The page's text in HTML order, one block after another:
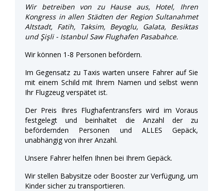
Wir betreiben von zu Hause aus, Hotel, Ihren
Kongress in allen Städten der Region Sultanahmet
Altstadt, Fatih, Taksim, Beyoglu, Galata, Besiktas
und Şişli - Istanbul Saw Flughafen Pasabahce.
Wir können 1-8 Personen befördern.
Im Gegensatz zu Taxis warten unsere Fahrer auf Sie
mit einem Schild mit Ihrem Namen und selbst wenn
Ihr Flugzeug verspätet ist.
Der Preis Ihres Flughafentransfers wird im Voraus
festgelegt und beinhaltet die Anzahl der zu
befördernden Personen und ALLES Gepäck,
unabhängig von ihrer Anzahl.
Unsere Fahrer helfen Ihnen bei Ihrem Gepäck.
Wir stellen Babysitze oder Booster zur Verfügung, um
Kinder sicher zu transportieren.